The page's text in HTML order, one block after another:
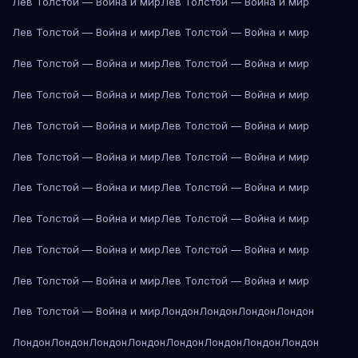
Лев Толстой — Война и мирЛев Толстой — Война и мир
Лев Толстой — Война и мирЛев Толстой — Война и мир
Лев Толстой — Война и мирЛев Толстой — Война и мир
Лев Толстой — Война и мирЛев Толстой — Война и мир
Лев Толстой — Война и мирЛев Толстой — Война и мир
Лев Толстой — Война и мирЛев Толстой — Война и мир
Лев Толстой — Война и мирЛев Толстой — Война и мир
Лев Толстой — Война и мирЛев Толстой — Война и мир
Лев Толстой — Война и мирЛев Толстой — Война и мир
Лев Толстой — Война и мирЛондонЛондонЛондонЛондон
ЛондонЛондонЛондонЛондонЛондонЛондонЛондонЛондон